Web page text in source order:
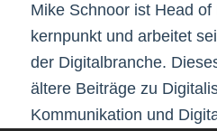
Mike Schnoor ist Head of
kernpunkt und arbeitet
der Digitalbranche.
ältere Beiträge zu
Kommunikation und